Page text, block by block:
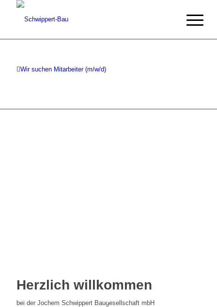
Wir suchen Mitarbeiter (m/w/d)
Herzlich willkommen
bei der Jochem Schwippert Baugesellschaft mbH